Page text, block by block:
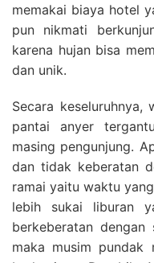
memakai biaya hotel
pun nikmati
karena hujan bisa
dan unik.
Secara
pantai anyer
masing pengunjung.
dan tidak keberatan
ramai yaitu waktu
lebih sukai liburan
berkeberatan
maka musim pundak